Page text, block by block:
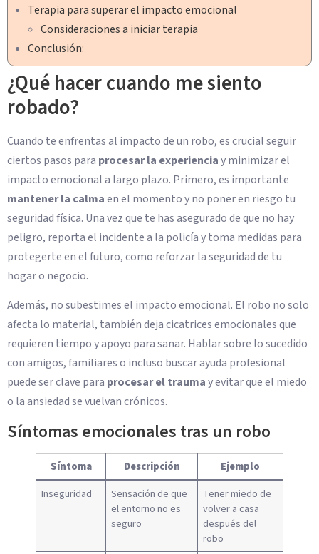
Terapia para superar el impacto emocional
Consideraciones a iniciar terapia
Conclusión:
¿Qué hacer cuando me siento
robado?
Cuando te enfrentas al impacto de un robo, es crucial seguir
ciertos pasos para procesar la experienciay minimizar el
impacto emocional a largo plazo. Primero, es importante
mantener la calmaen el momento y no poner en riesgo tu
seguridad física. Una vez que te has asegurado de que no hay
peligro, reporta el incidente a la policía y toma medidas para
protegerte en el futuro, como reforzar la seguridad de tu
hogar o negocio.
Además, no subestimes el impacto emocional. El robo no solo
afecta lo material, también deja cicatrices emocionales que
requieren tiempo y apoyo para sanar. Hablar sobre lo sucedido
con amigos, familiares o incluso buscar ayuda profesional
puede ser clave para procesar el traumay evitar que el miedo
o la ansiedad se vuelvan crónicos.
Síntomas emocionales tras un robo
Síntoma Descripción
Ejemplo
Inseguridad
Sensación de que
el entorno no es
seguro
Tener miedo de
volver a casa
después del
robo